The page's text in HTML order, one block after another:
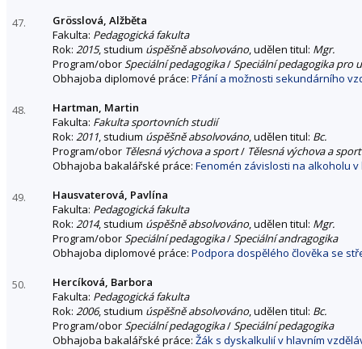
47.
Grösslová, Alžběta
Fakulta: Pedagogická fakulta
Rok: 2015, studium úspěšně absolvováno, udělen titul: Mgr.
Program/oborSpeciální pedagogika/Speciální pedagogika pro
Obhajoba diplomové práce: Přání a možnosti sekundárního
48.
Hartman, Martin
Fakulta: Fakulta sportovních studií
Rok: 2011, studium úspěšně absolvováno, udělen titul: Bc.
Program/obor Tělesná výchova a sport/ Tělesná výchova a sport
Obhajoba bakalářské práce: Fenomén závislosti na alkoholu
49.
Hausvaterová, Pavlína
Fakulta: Pedagogická fakulta
Rok: 2014, studium úspěšně absolvováno, udělen titul: Mgr.
Program/oborSpeciální pedagogika/Speciální andragogika
Obhajoba diplomové práce: Podpora dospělého člověka se
50.
Hercíková, Barbora
Fakulta: Pedagogická fakulta
Rok: 2006, studium úspěšně absolvováno, udělen titul: Bc.
Program/oborSpeciální pedagogika/Speciální pedagogika
Obhajoba bakalářské práce: Žák s dyskalkulií v hlavním